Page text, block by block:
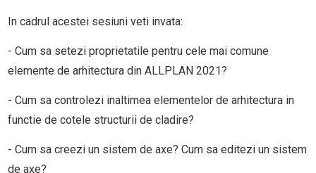
In cadrul acestei sesiuni veti invata:
- Cum sa setezi proprietatile pentru cele mai comune
elemente de arhitectura din ALLPLAN 2021?
- Cum sa controlezi inaltimea elementelor de arhitectura in
functie de cotele structurii de cladire?
- Cum sa creezi un sistem de axe? Cum sa editezi un sistem
de axe?